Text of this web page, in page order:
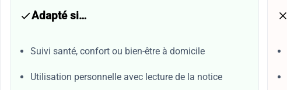
Adapté si…
Suivi santé, confort ou bien-être à domicile
Utilisation personnelle avec lecture de la notice